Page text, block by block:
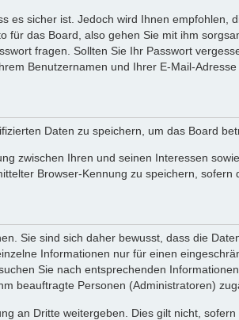
es sicher ist. Jedoch wird Ihnen empfohlen,
das Board, also gehen Sie mit ihm
fragen. Sollten Sie Ihr Passwort
Benutzernamen und Ihrer E-Mail-
Daten zu speichern, um das Board
zwischen Ihren und seinen Interessen
Browser-Kennung zu speichern,
Sie sind sich daher bewusst, dass die
Informationen nur für einen
Sie nach entsprechenden
beauftragte Personen (Administratoren)
an Dritte weitergeben. Dies gilt nicht,